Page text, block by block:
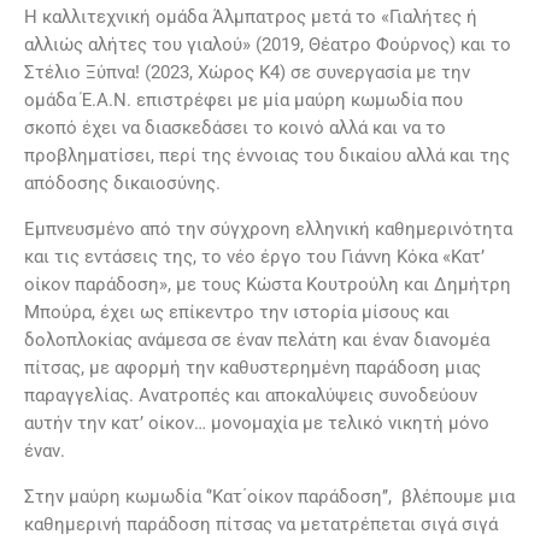
Η καλλιτεχνική ομάδα Άλμπατρος μετά το «Γιαλήτες ή
αλλιώς αλήτες του γιαλού» (2019, Θέατρο Φούρνος) και το
Στέλιο Ξύπνα! (2023, Χώρος Κ4) σε συνεργασία με την
ομάδα Έ.Α.Ν. επιστρέφει με μία μαύρη κωμωδία που
σκοπό έχει να διασκεδάσει το κοινό αλλά και να το
προβληματίσει, περί της έννοιας του δικαίου αλλά και της
απόδοσης δικαιοσύνης.
Εμπνευσμένο από την σύγχρονη ελληνική καθημερινότητα
και τις εντάσεις της, το νέο έργο του Γιάννη Κόκα «Κατ’
οίκον παράδοση», με τους Κώστα Κουτρούλη και Δημήτρη
Μπούρα, έχει ως επίκεντρο την ιστορία μίσους και
δολοπλοκίας ανάμεσα σε έναν πελάτη και έναν διανομέα
πίτσας, με αφορμή την καθυστερημένη παράδοση μιας
παραγγελίας. Ανατροπές και αποκαλύψεις συνοδεύουν
αυτήν την κατ’ οίκον… μονομαχία με τελικό νικητή μόνο
έναν.
Στην μαύρη κωμωδία ‘’Κατ΄οίκον παράδοση’’, βλέπουμε μια
καθημερινή παράδοση πίτσας να μετατρέπεται σιγά σιγά